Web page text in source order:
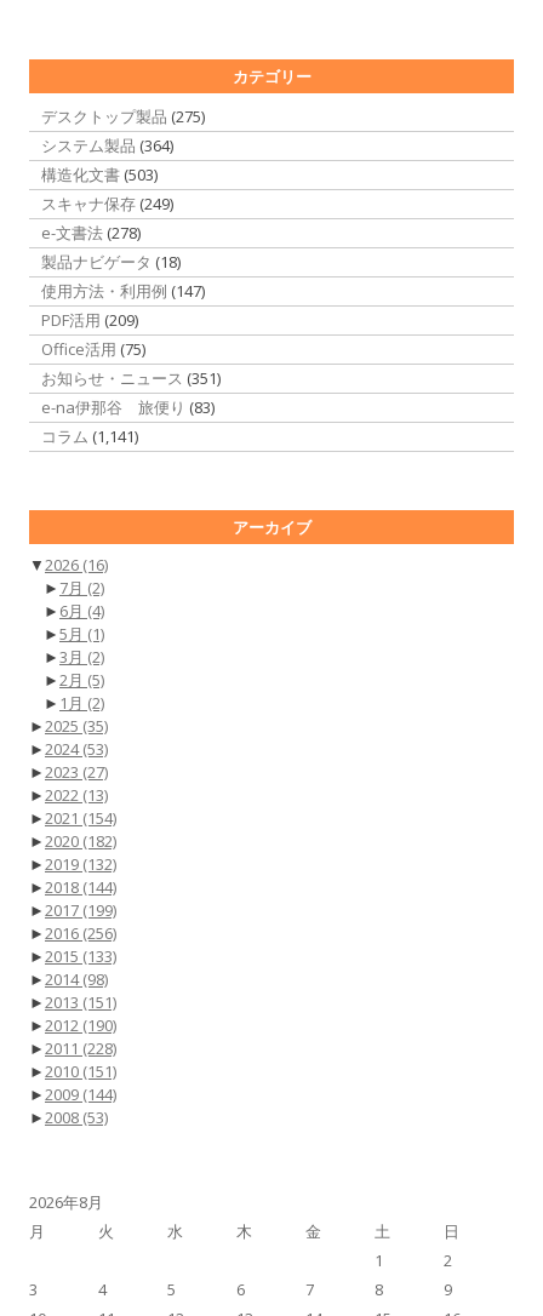
カテゴリー
デスクトップ製品 (275)
システム製品 (364)
構造化文書 (503)
スキャナ保存 (249)
e-文書法 (278)
製品ナビゲータ (18)
使用方法・利用例 (147)
PDF活用 (209)
Office活用 (75)
お知らせ・ニュース (351)
e-na伊那谷 旅便り (83)
コラム (1,141)
アーカイブ
▼2026 (16)
► 7月 (2)
► 6月 (4)
►5月 (1)
►3月 (2)
►2月 (5)
► 1月 (2)
►2025 (35)
►2024(53)
►2023 (27)
►2022 (13)
►2021 (154)
►2020 (182)
►2019 (132)
►2018 (144)
►2017 (199)
►2016 (256)
►2015 (133)
►2014(98)
►2013 (151)
►2012 (190)
►2011 (228)
►2010 (151)
►2009 (144)
►2008 (53)
2026年8月
月
火 水 木 金 土
日
1
2
3
4 5 6 7 8
9